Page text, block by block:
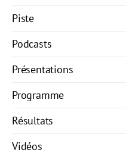
Piste
Podcasts
Présentations
Programme
Résultats
Vidéos